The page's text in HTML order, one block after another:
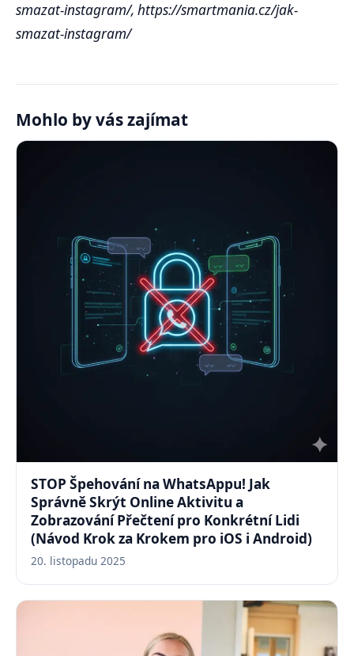
smazat-instagram/, https://smartmania.cz/jak-
smazat-instagram/
Mohlo by vás zajímat
STOP Špehování na WhatsAppu! Jak
Správně Skrýt Online Aktivitu a
Zobrazování Přečtení pro Konkrétní Lidi
(Návod Krok za Krokem pro iOS i Android)
20. listopadu 2025